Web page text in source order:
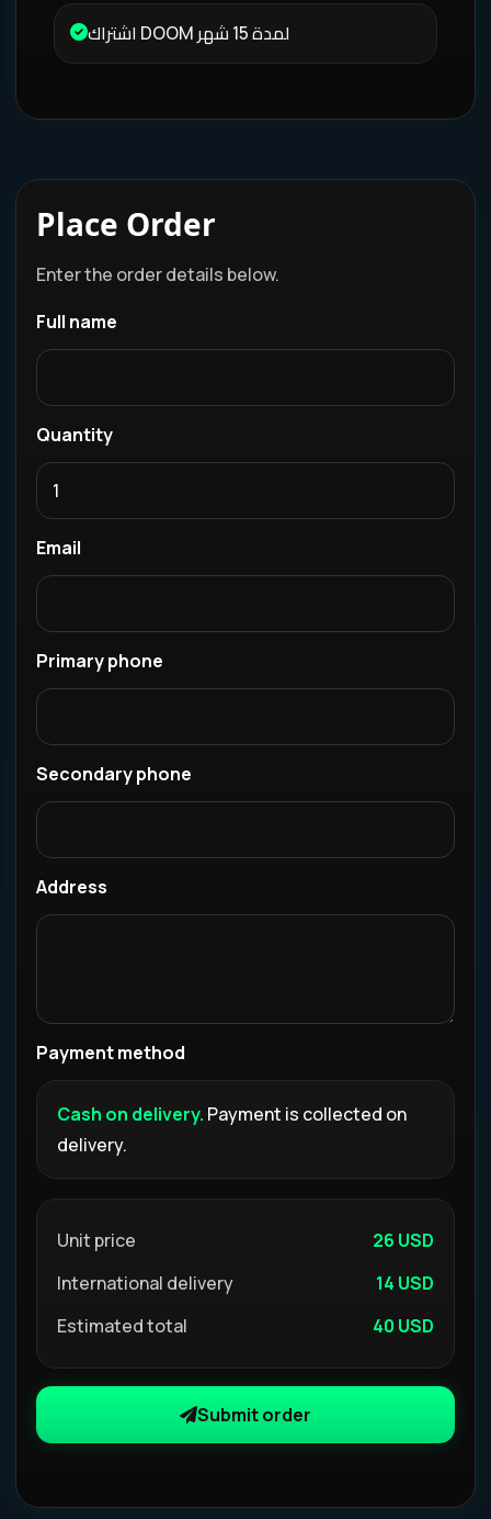
اشتراك DOOM لمدة 15 شهر
Place Order
Enter the order details below.
Full name
Quantity
Email
Primary phone
Secondary phone
Address
Payment method
Cash on delivery. Payment is collected on
delivery.
Unit price
26 USD
International delivery
14 USD
Estimated total
40 USD
Submit order